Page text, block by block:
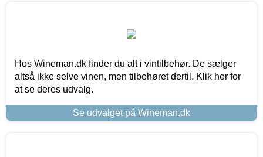
Hos Wineman.dk finder du alt i vintilbehør. De sælger
altså ikke selve vinen, men tilbehøret dertil. Klik her for
at se deres udvalg.
Se udvalget på Wineman.dk